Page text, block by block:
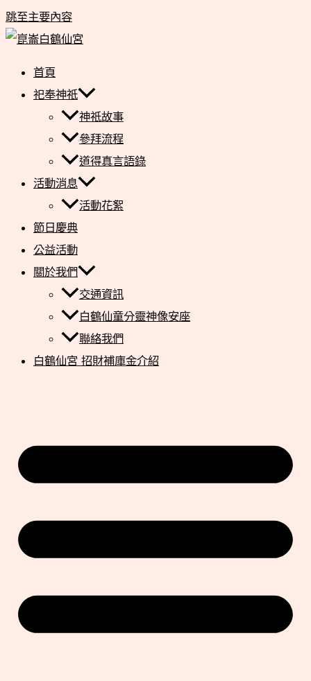
跳至主要內容
首頁
祀奉神祇
神祇故事
參拜流程
道得真言語錄
活動消息
活動花絮
節日慶典
公益活動
關於我們
交通資訊
白鶴仙童分靈神像安座
聯絡我們
白鶴仙宮 招財補庫金介紹